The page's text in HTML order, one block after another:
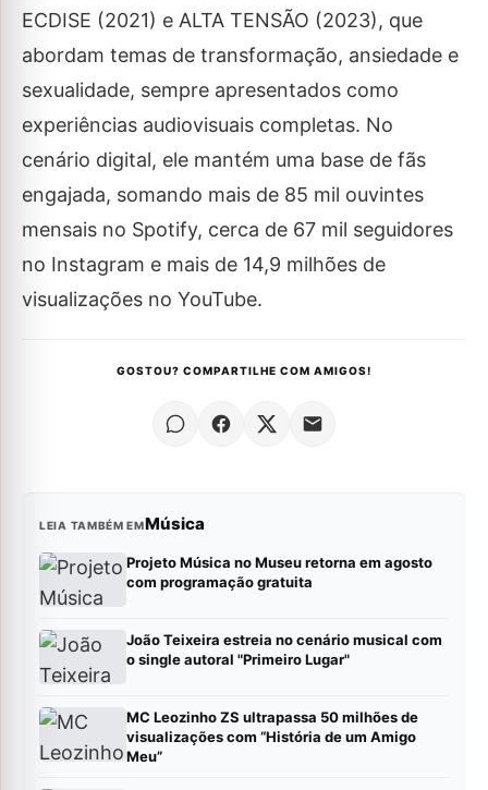
ECDISE (2021) e ALTA TENSÃO (2023), que
abordam temas de transformação, ansiedade e
sexualidade, sempre apresentados como
experiências audiovisuais completas. No
cenário digital, ele mantém uma base de fãs
engajada, somando mais de 85 mil ouvintes
mensais no Spotify, cerca de 67 mil seguidores
no Instagram e mais de 14,9 milhões de
visualizações no YouTube.
GOSTOU? COMPARTILHE COM AMIGOS!
LEIA TAMBÉM EMMúsica
Projeto Música no Museu retorna em agosto
com programação gratuita
João Teixeira estreia no cenário musical com
o single autoral "Primeiro Lugar"
MC Leozinho ZS ultrapassa 50 milhões de
visualizações com “História de um Amigo
Meu”